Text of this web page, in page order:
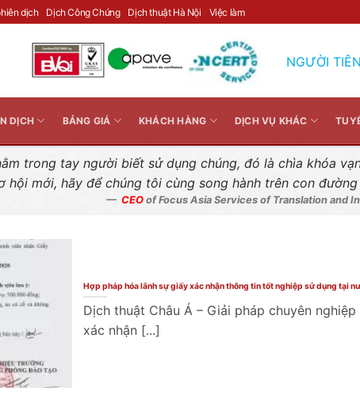
dịch Dịch Công Chứng Dịch thuật Hà Nội Việc làm
NGƯỜI
DỊCH BẢNG GIÁ KHÁCH HÀNG DỊCH VỤ KHÁC
trong tay người biết sử dụng chúng, đó là chìa khóa
hội mới, hãy để chúng tôi cùng song hành trên con
CEOof Focus Asia Services of Translation and
Hợp pháp hóa lãnh sự giấy xác nhận thông tin tốt nghiệp sử dụng tại
Dịch thuật Châu Á – Giải pháp chuyên
xác nhận [...]
Liên hệ nhanh